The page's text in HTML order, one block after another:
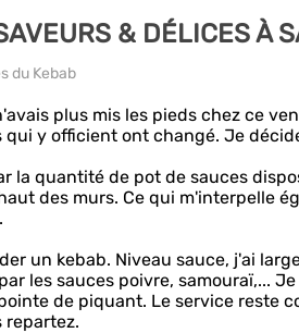
& DÉLICES À
du Kebab
plus mis les pieds chez ce
y officient ont changé. Je
la quantité de pot de sauces
des murs. Ce qui m'interpelle
un kebab. Niveau sauce, j'ai
les sauces poivre, samouraï,...
de piquant. Le service reste